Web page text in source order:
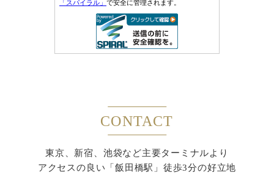
CONTACT
東京、新宿、池袋など主要ターミナルより
アクセスの良い「飯田橋駅」徒歩3分の好立地